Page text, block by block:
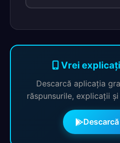
Vrei
Descarcă aplicația
răspunsurile, explicații